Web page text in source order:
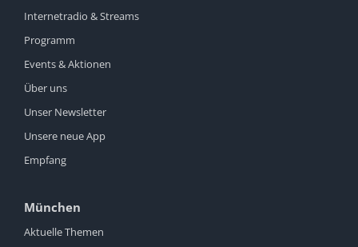
Internetradio & Streams
Programm
Events & Aktionen
Über uns
Unser Newsletter
Unsere neue App
Empfang
München
Aktuelle Themen